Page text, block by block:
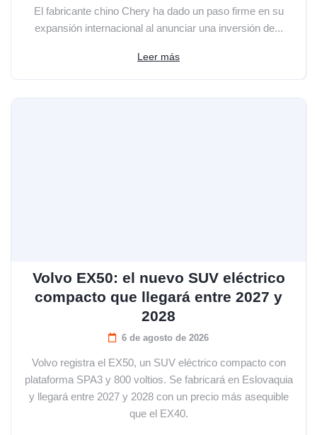
El fabricante chino Chery ha dado un paso firme en su
expansión internacional al anunciar una inversión de...
Leer más
Volvo EX50: el nuevo SUV eléctrico
compacto que llegará entre 2027 y
2028
6 de agosto de 2026
Volvo registra el EX50, un SUV eléctrico compacto con
plataforma SPA3 y 800 voltios. Se fabricará en Eslovaquia
y llegará entre 2027 y 2028 con un precio más asequible
que el EX40.